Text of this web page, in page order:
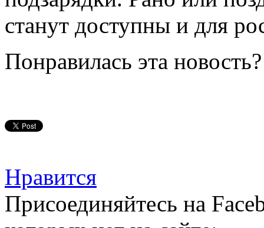
станут доступны и для
Понравилась эта
Нравится
Присоединяйтесь на